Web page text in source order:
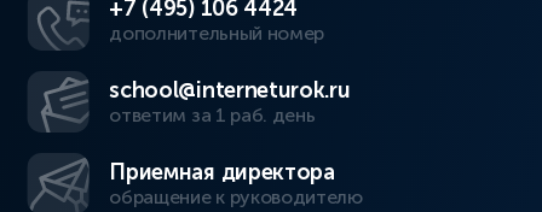
+7 (495) 106 4424
дополнительный номер
school@interneturok.ru
ответим за 1 раб. день
Приемная директора
обращение к руководителю